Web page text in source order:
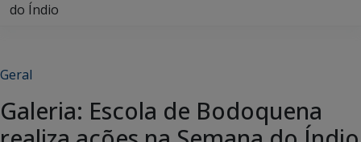
do Índio
Geral
Galeria: Escola de Bodoquena